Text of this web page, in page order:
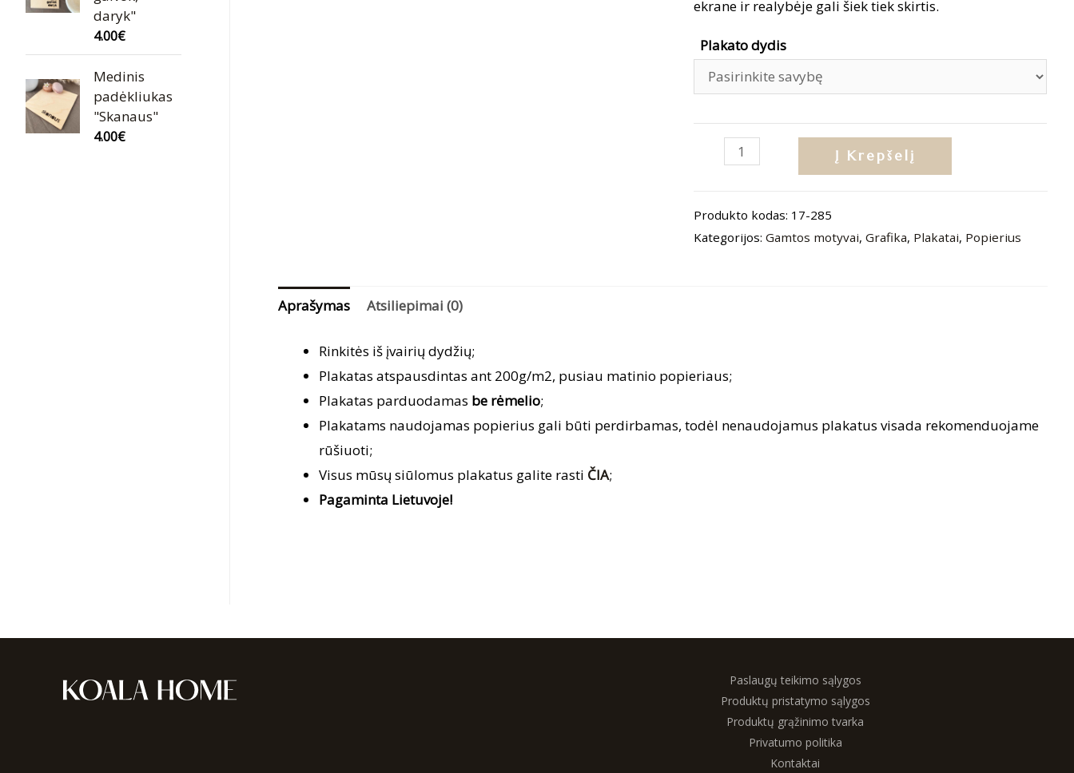
daryk"
4.00€
Medinis
padėkliukas
"Skanaus"
4.00€
ekrane ir realybėje gali šiek tiek skirtis.
Plakato dydis
produkto
„Rožinis
anturis“
Į Krepšelį
Produkto kodas: 17-285
Kategorijos:Gamtos motyvai,Grafika, Plakatai, Popierius
Aprašymas Atsiliepimai (0)
Rinkitės iš įvairių dydžių;
Plakatas atspausdintas ant 200g/m2, pusiau matinio popieriaus;
Plakatas parduodamas be rėmelio;
Plakatams naudojamas popierius gali būti perdirbamas, todėl nenaudojamus plakatus visada rekomenduojame
rūšiuoti;
Visus mūsų siūlomus plakatus galite rasti ČIA;
Pagaminta Lietuvoje!
Paslaugų teikimo sąlygos
Produktų pristatymo sąlygos
Produktų grąžinimo tvarka
Privatumo politika
Kontaktai